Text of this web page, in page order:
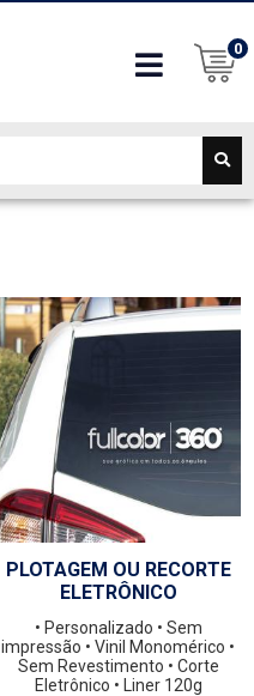
0
PLOTAGEM OU RECORTE
ELETRÔNICO
• Personalizado • Sem
impressão • Vinil Monomérico •
Sem Revestimento • Corte
Eletrônico • Liner 120g